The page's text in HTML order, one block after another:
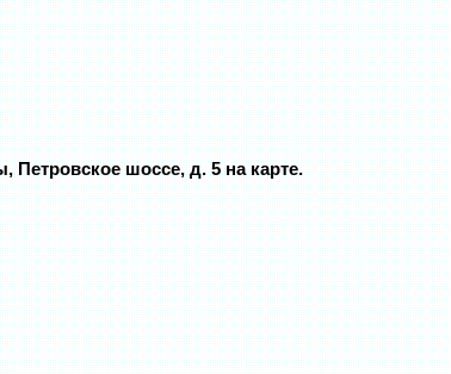
шоссе, д. 5 на карте.